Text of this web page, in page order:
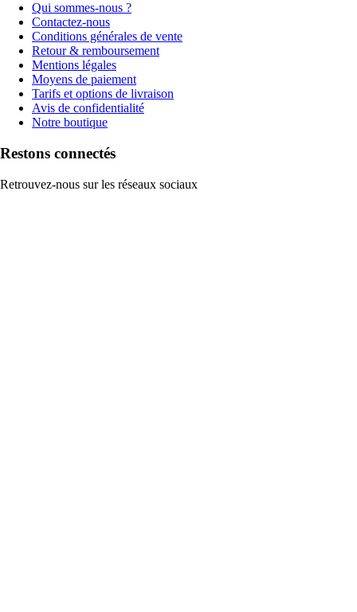
Qui sommes-nous ?
Contactez-nous
Conditions générales de vente
Retour & remboursement
Mentions légales
Moyens de paiement
Tarifs et options de livraison
Avis de confidentialité
Notre boutique
Restons connectés
Retrouvez-nous sur les réseaux sociaux